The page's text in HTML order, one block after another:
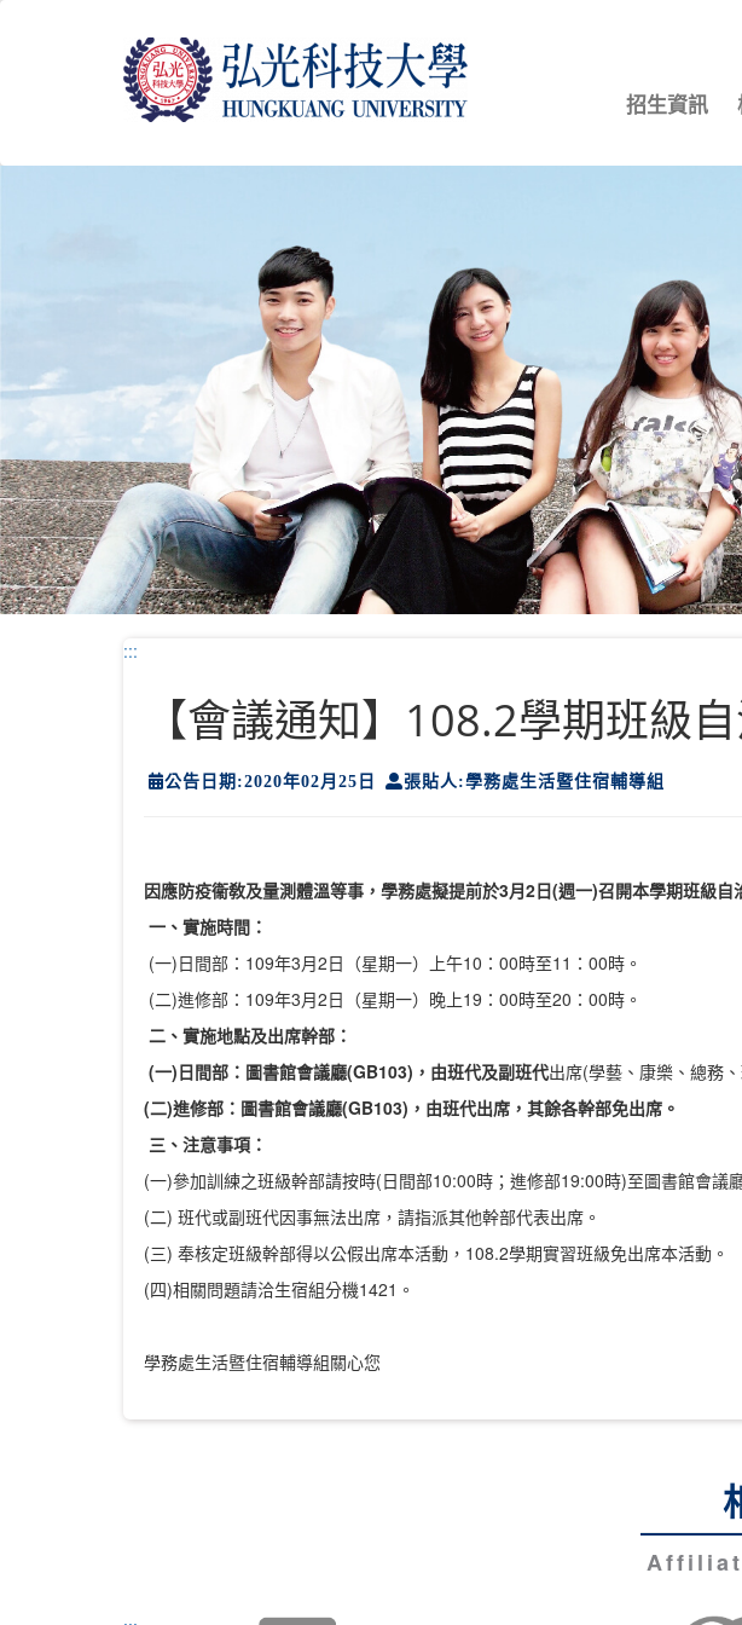
內
招生資訊
:::
【會議通知】108.2學期班級
公告日期:2020年02月25日 張貼人:學務處生活暨住宿輔導組
因應防疫衞敎及量測體溫等事，學務處擬提前於3月2日(週一)召開本學期班級自
一、實施時間：
(一)日間部：109年3月2日（星期一）上午10：00時至11：00時。
(二)進修部：109年3月2日（星期一）晚上19：00時至20：00時。
二、實施地點及出席幹部：
(一)日間部：圖書館會議廳(GB103) ，由班代及副班代出席(學藝、康樂、總務
(二)進修部：圖書館會議廳(GB103)， 由班代出席，其餘各幹部免出席。
三、注意事項：
(一)參加訓練之班級幹部請按時(日間部10:00時；進修部19:00時)至圖書館會議
(二) 班代或副班代因事無法出席，請指派其他幹部代表出席。
(三) 奉核定班級幹部得以公假出席本活動，108.2學期實習班級免出席本活動。
(四)相關問題請洽生宿組分機1421。
學務處生活暨住宿輔導組關心您